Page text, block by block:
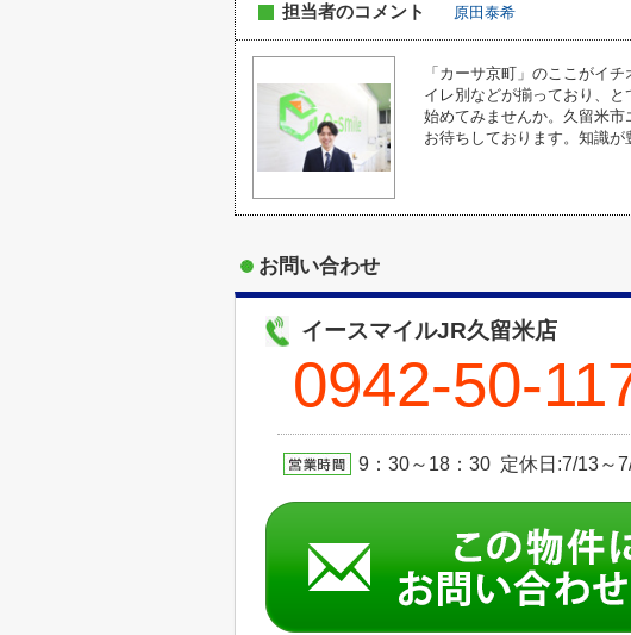
担当者のコメント 原田泰希
「カーサ京町」のここがイ
イレ別などが揃っており、
始めてみませんか。久留米
お待ちしております。知識が
お問い合わせ
イースマイルJR久留米店
0942-50-
9：30～18：30 定休日:7/13～